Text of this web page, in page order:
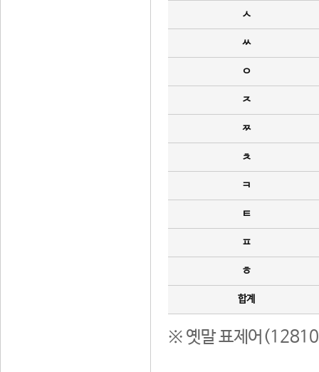
ㅅ
ㅆ
ㅇ
ㅈ
ㅉ
ㅊ
ㅋ
ㅌ
ㅍ
ㅎ
합계
※ 옛말 표제어(12810